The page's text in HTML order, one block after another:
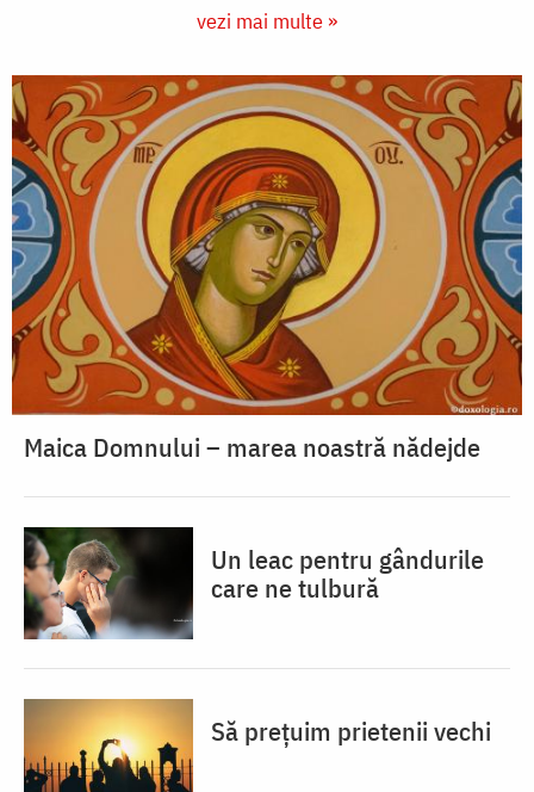
vezi mai multe »
Maica Domnului – marea noastră nădejde
Un leac pentru gândurile
care ne tulbură
Să prețuim prietenii vechi